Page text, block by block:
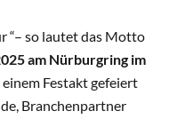
“– so lautet das Motto
am Nürburgring im
Festakt gefeiert
Branchenpartner